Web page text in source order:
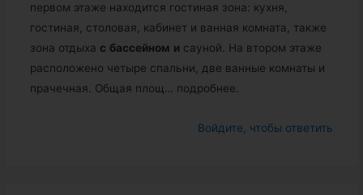
первом этаже находится гостиная зона: кухня,
гостиная, столовая, кабинет и ванная комната, также
зона отдыха с бассейном и сауной. На втором этаже
расположено четыре спальни, две ванные комнаты и
прачечная. Общая площ… подробнее.
Войдите, чтобы ответить